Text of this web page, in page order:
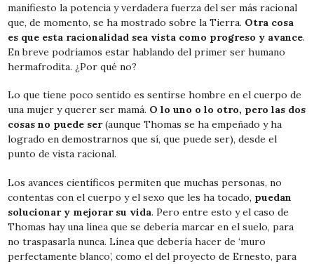
manifiesto la potencia y verdadera fuerza del ser más racional
que, de momento, se ha mostrado sobre la Tierra. Otra cosa
es que esta racionalidad sea vista como progreso y avance.
En breve podríamos estar hablando del primer ser humano
hermafrodita. ¿Por qué no?
Lo que tiene poco sentido es sentirse hombre en el cuerpo de
una mujer y querer ser mamá. O lo uno o lo otro, pero las dos
cosas no puede ser(aunque Thomas se ha empeñado y ha
logrado en demostrarnos que sí, que puede ser), desde el
punto de vista racional.
Los avances científicos permiten que muchas personas, no
contentas con el cuerpo y el sexo que les ha tocado, puedan
solucionar y mejorar su vida. Pero entre esto y el caso de
Thomas hay una línea que se debería marcar en el suelo, para
no traspasarla nunca. Línea que debería hacer de ‘muro
perfectamente blanco’, como el del proyecto de Ernesto, para